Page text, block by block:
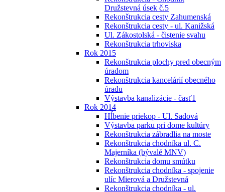
Družstevná úsek č.5
Rekonštrukcia cesty Zahumenská
Rekonštrukcia cesty - ul. Kanižská
Ul. Zákostolská - čistenie svahu
Rekonštrukcia trhoviska
Rok 2015
Rekonštrukcia plochy pred obecným
úradom
Rekonštrukcia kancelárií obecného
úradu
Výstavba kanalizácie - časť1
Rok 2014
Hĺbenie priekop - Ul. Sadová
Výstavba parku pri dome kultúry
Rekonštrukcia zábradlia na moste
Rekonštrukcia chodníka ul. C.
Majerníka (bývalé MNV)
Rekonštrukcia domu smútku
Rekonštrukcia chodníka - spojenie
ulíc Mierová a Družstevná
Rekonštrukcia chodníka - ul.